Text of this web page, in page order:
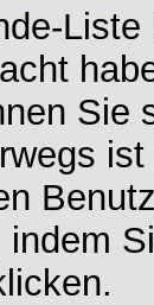
Sie
indem